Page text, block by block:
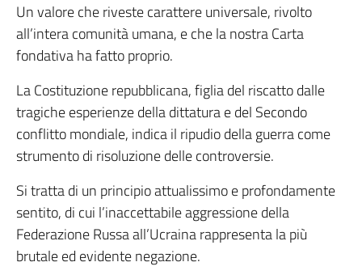
Un valore che riveste carattere universale, rivolto
all’intera comunità umana, e che la nostra Carta
fondativa ha fatto proprio.
La Costituzione repubblicana, figlia del riscatto dalle
tragiche esperienze della dittatura e del Secondo
conflitto mondiale, indica il ripudio della guerra come
strumento di risoluzione delle controversie.
Si tratta di un principio attualissimo e profondamente
sentito, di cui l’inaccettabile aggressione della
Federazione Russa all’Ucraina rappresenta la più
brutale ed evidente negazione.